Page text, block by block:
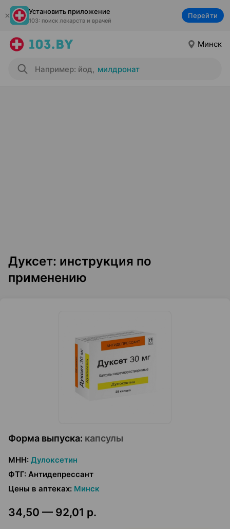
Установить приложение
103: поиск лекарств и врачей
Перейти
Минск
Например: йод, милдронат
Дуксет: инструкция по
применению
Форма выпуска: капсулы
МНН: Дулоксетин
ФТГ: Антидепрессант
Цены в аптеках: Минск
34,50 — 92,01 р.